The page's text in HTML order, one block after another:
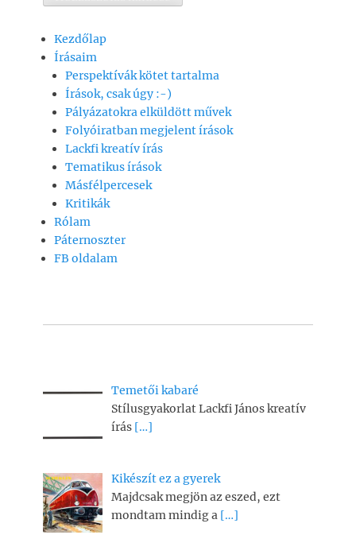
Kezdőlap
Írásaim
Perspektívák kötet tartalma
Írások, csak úgy :-)
Pályázatokra elküldött művek
Folyóiratban megjelent írások
Lackfi kreatív írás
Tematikus írások
Másfélpercesek
Kritikák
Rólam
Páternoszter
FB oldalam
Temetői kabaré
Stílusgyakorlat Lackfi János kreatív
írás […]
Kikészít ez a gyerek
Majdcsak megjön az eszed, ezt
mondtam mindig a […]